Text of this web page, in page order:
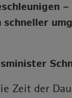
schneller
Zeit der